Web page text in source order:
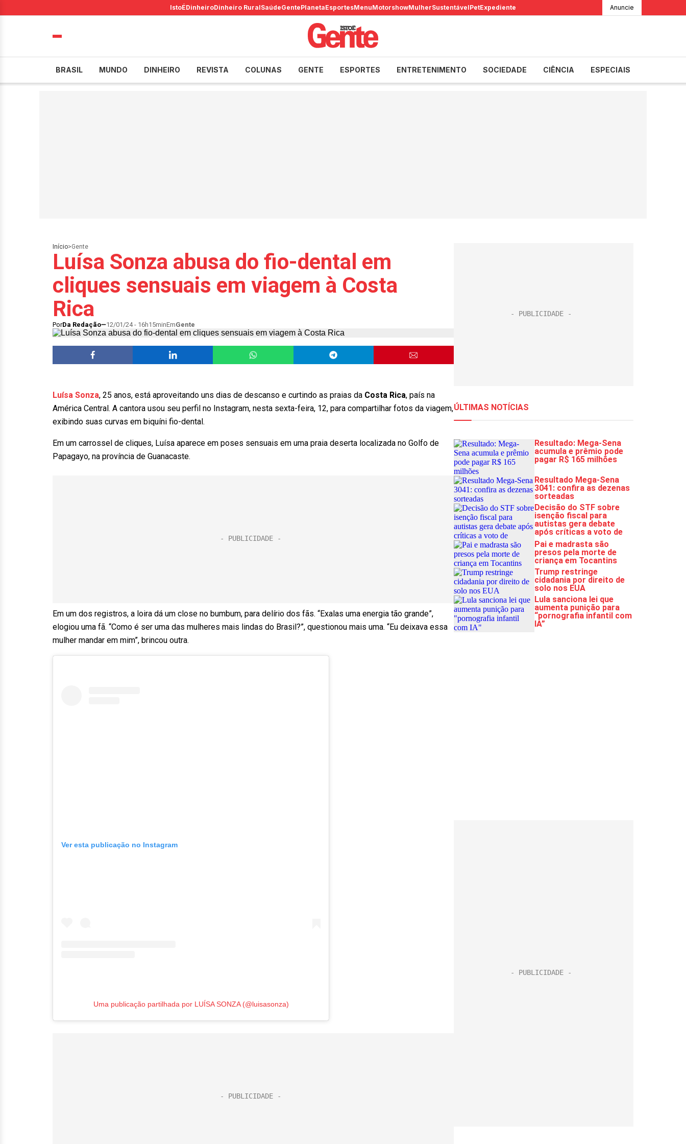
IstoÉDinheiroDinheiro RuralSaúdeGentePlanetaEsportesMenuMotorshowMulherSustentávelPetExpediente Anuncie
BRASIL MUNDO DINHEIRO REVISTA COLUNAS GENTE ESPORTES ENTRETENIMENTO SOCIEDADE CIÊNCIA ESPECIAIS
Início>Gente
Luísa Sonza abusa do fio-dental em
cliques sensuais em viagem à Costa
Rica
PorDa Redação 12/01/24 - 16h15minEmGente
Luísa Sonza, 25 anos, está aproveitando uns dias de descanso e curtindo as praias da Costa Rica, país na
América Central. A cantora usou seu perfil no Instagram, nesta sexta-feira, 12, para compartilhar fotos da viagem,
exibindo suas curvas em biquíni fio-dental.
Em um carrossel de cliques, Luísa aparece em poses sensuais em uma praia deserta localizada no Golfo de
Papagayo, na província de Guanacaste.
Em um dos registros, a loira dá um close no bumbum, para delírio dos fãs. “Exalas uma energia tão grande”,
elogiou uma fã. “Como é ser uma das mulheres mais lindas do Brasil?”, questionou mais uma. “Eu deixava essa
mulher mandar em mim”, brincou outra.
Ver esta publicação no Instagram
Uma publicação partilhada por LUÍSA SONZA (@luisasonza)